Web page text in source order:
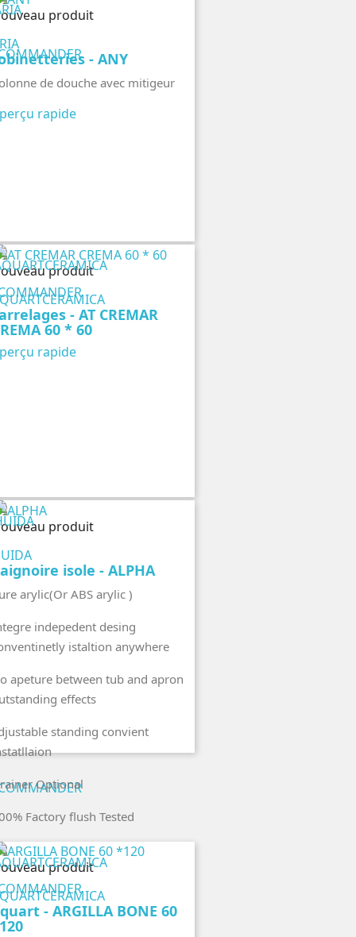
produit
- ANY
de douche avec mitigeur
rapide
produit
- AT CREMAR
60 * 60
rapide
produit
isole - ALPHA
arylic(Or ABS arylic )
indepedent desing
istaltion anywhere
apeture between tub and apron
effects
standing convient
Optional
Factory flush Tested
rapide
produit
- ARGILLA BONE 60